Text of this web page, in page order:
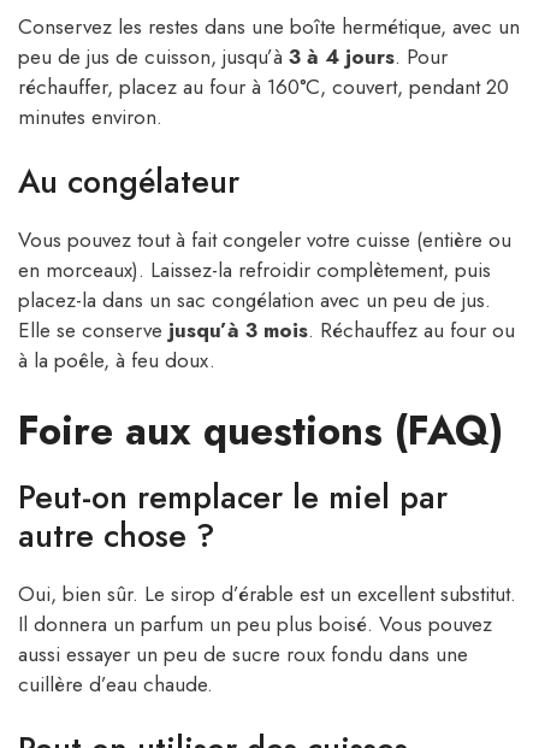
Conservez les restes dans une boîte hermétique, avec un
peu de jus de cuisson, jusqu’à 3 à 4 jours. Pour
réchauffer, placez au four à 160°C, couvert, pendant 20
minutes environ.
Au congélateur
Vous pouvez tout à fait congeler votre cuisse (entière ou
en morceaux). Laissez-la refroidir complètement, puis
placez-la dans un sac congélation avec un peu de jus.
Elle se conserve jusqu’à 3 mois. Réchauffez au four ou
à la poêle, à feu doux.
Foire aux questions (FAQ)
Peut-on remplacer le miel par
autre chose ?
Oui, bien sûr. Le sirop d’érable est un excellent substitut.
Il donnera un parfum un peu plus boisé. Vous pouvez
aussi essayer un peu de sucre roux fondu dans une
cuillère d’eau chaude.